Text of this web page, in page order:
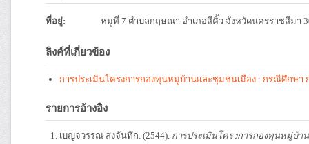
ที่อยู่: หมู่ที่ 7 ตำบลกฤษณา อำเภอสีคิ้ว จังหวัดนครราชสีมา
ลิงค์ที่เกี่ยวข้อง
การประเมินโครงการกองทุนหมู่บ้านและชุมชนเมือง : กรณีศึกษา
รายการอ้างอิง
เบญจวรรณ สงจันทึก. (2544). การประเมินโครงการกองทุนหมู่บ้